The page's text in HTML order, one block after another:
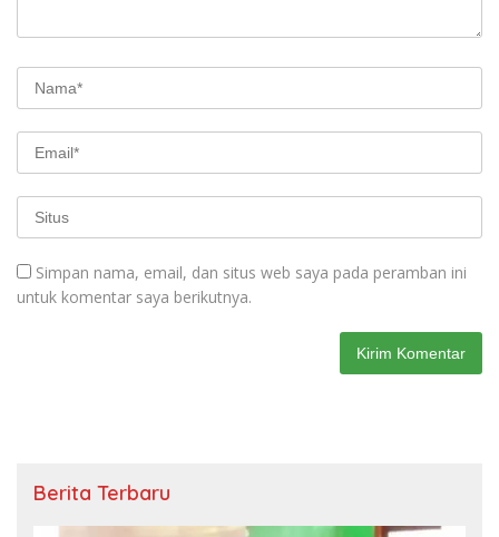
Simpan nama, email, dan situs web saya pada peramban ini
untuk komentar saya berikutnya.
Berita Terbaru